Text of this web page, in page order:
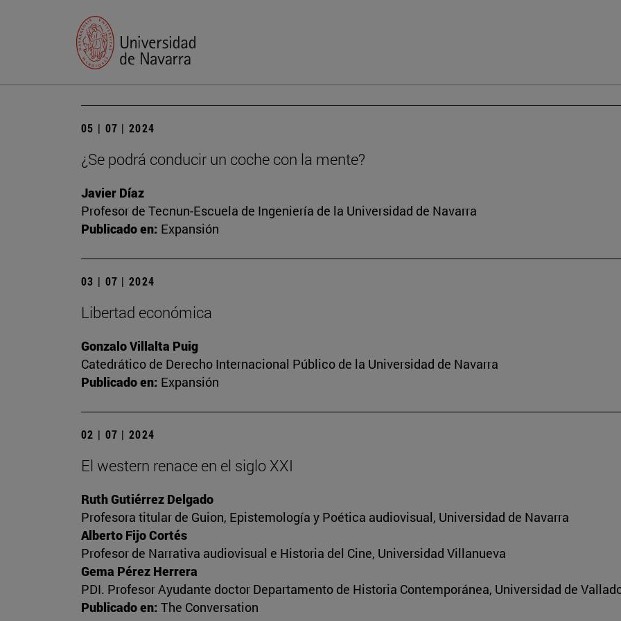
05 | 07 | 2024
¿Se podrá conducir un coche con la mente?
Javier Díaz
Profesor de Tecnun-Escuela de Ingeniería de la Universidad de Navarra
Publicado en: Expansión
03 | 07 | 2024
Libertad económica
Gonzalo Villalta Puig
Catedrático de Derecho Internacional Público de la Universidad de Navarra
Publicado en: Expansión
02 | 07 | 2024
El western renace en el siglo XXI
Ruth Gutiérrez Delgado
Profesora titular de Guion, Epistemología y Poética audiovisual, Universidad de Navarra
Alberto Fijo Cortés
Profesor de Narrativa audiovisual e Historia del Cine, Universidad Villanueva
Gema Pérez Herrera
PDI. Profesor Ayudante doctor Departamento de Historia Contemporánea, Universidad de
Publicado en: The Conversation